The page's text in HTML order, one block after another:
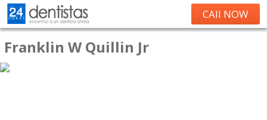
CAll NOW
Franklin W Quillin Jr